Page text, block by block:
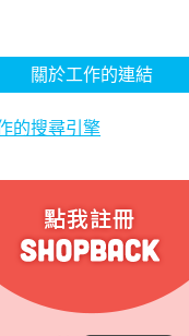
關於工作的連結
的搜尋引擎